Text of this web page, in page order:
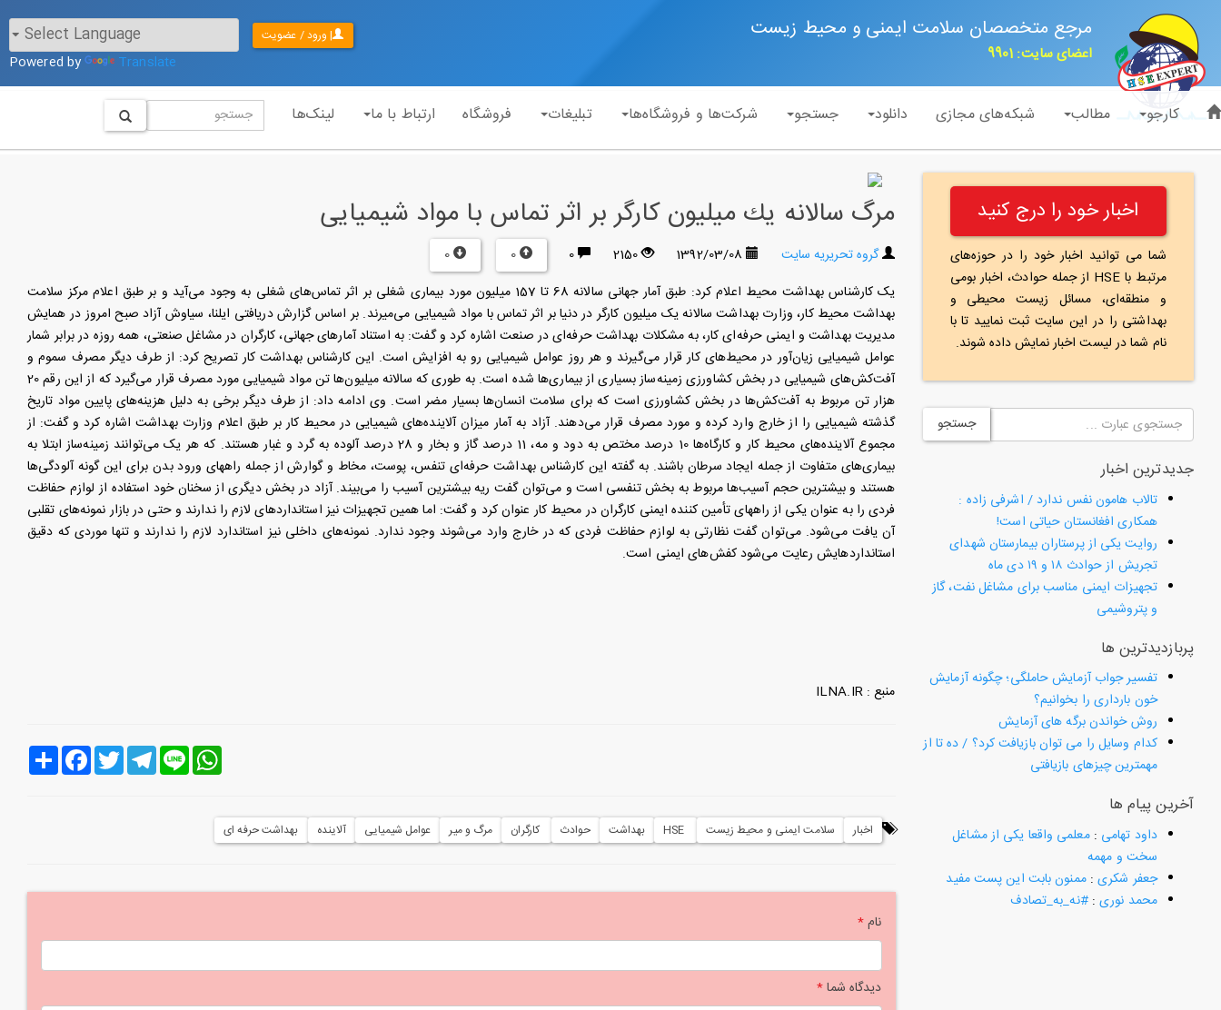
مرجع متخصصان سلامت ایمنی و محیط زیست
اعضای سایت: 9901 Powered by Translate
| ورود / عضویت
کارجو مطالب شبکه‌های مجازی دانلود جستجو شرکت‌ها و فروشگاه‌ها تبلیغات فروشگاه ارتباط با ما لینک‌ها
اخبار خود را درج کنید
شما می توانید اخبار خود را در حوزه‌های
مرتبط با HSE از جمله حوادث، اخبار بومی
و منطقه‌ای، مسائل زیست محیطی و
بهداشتی را در این سایت ثبت نمایید تا با
نام شما در لیست اخبار نمایش داده شوند.
جستجو
جدیدترین اخبار
تالاب هامون نفس ندارد / اشرفی زاده :
همکاری افغانستان حیاتی است!
روایت یکی از پرستاران بیمارستان شهدای
تجریش از حوادث ۱۸ و ۱۹ دی ماه
تجهیزات ایمنی مناسب برای مشاغل نفت، گاز
و پتروشیمی
پربازدیدترین ها
تفسیر جواب آزمایش حاملگی؛ چگونه آزمایش
خون بارداری را بخوانیم؟
روش خواندن برگه های آزمایش
کدام وسایل را می توان بازیافت کرد؟ / ده تا از
مهمترین چیزهای بازیافتی
آخرین پیام ها
داود تهامی :معلمی واقعا یکی از مشاغل
سخت و مهمه
جعفر شکری:ممنون بابت این پست مفید
محمد نوری:#نه_به_تصادف
مرگ سالانه یك میلیون كارگر بر اثر تماس با مواد شیمیایی
گروه تحریریه سایت 1392/03/08
2150
0
0
0
یک کارشناس بهداشت محیط اعلام كرد: طبق آمار جهانی سالانه 68 تا 157 میلیون مورد بیماری شغلی بر اثر تماس‌های شغلی به وجود می‌آید و بر طبق اعلام مرکز سلامت
بهداشت محیط کار، وزارت بهداشت سالانه یک میلیون کارگر در دنیا بر اثر تماس با مواد شیمیایی می‌میرند. بر اساس گزارش دریافتی ایلنا، سیاوش آزاد صبح امروز در همایش
مدیریت بهداشت و ایمنی حرفه‌ای کار، به مشکلات بهداشت حرفه‌ای در صنعت اشاره کرد و گفت: به استناد آمارهای جهانی، کارگران در مشاغل صنعتی، همه روزه در برابر شمار
عوامل شیمیایی زیان‌آور در محیط‌های کار قرار می‌گیرند و هر روز عوامل شیمیایی رو به افزایش است. این كارشناس بهداشت كار تصریح کرد: از طرف دیگر مصرف سموم و
آفت‌کش‌های شیمیایی در بخش کشاورزی زمینه‌ساز بسیاری از بیماری‌ها شده است. به طوری که سالانه میلیون‌ها تن مواد شیمیایی مورد مصرف قرار می‌گیرد که از این رقم 20
هزار تن مربوط به آفت‌کش‌ها در بخش کشاورزی است که برای سلامت انسان‌ها بسیار مضر است. وی ادامه داد: از طرف دیگر برخی به دلیل هزینه‌های پایین مواد تاریخ
گذشته شیمیایی را از خارج وارد کرده و مورد مصرف قرار می‌دهند. آزاد به آمار میزان آلاینده‌های شیمیایی در محیط کار بر طبق اعلام وزارت بهداشت اشاره کرد و گفت: از
مجموع آلاینده‌های محیط کار و کارگاه‌ها 10 درصد مختص به دود و مه، 11 درصد گاز و بخار و 28 درصد آلوده به گرد و غبار هستند. که هر یک می‌توانند زمینه‌ساز ابتلا به
بیماری‌های متفاوت از جمله ایجاد سرطان باشند. به گفته این کارشناس بهداشت حرفه‌ای تنفس، پوست، مخاط و گوارش از جمله راههای ورود بدن برای این گونه آلودگی‌ها
هستند و بیشترین حجم آسیب‌ها مربوط به بخش تنفسی است و می‌توان گفت ریه بیشترین آسیب را می‌بیند. آزاد در بخش دیگری از سخنان خود استفاده از لوازم حفاظت
فردی را به عنوان یکی از راههای تأمین کننده ایمنی کارگران در محیط کار عنوان کرد و گفت: اما همین تجهیزات نیز استانداردهای لازم را ندارند و حتی در بازار نمونه‌های تقلبی
آن یافت می‌شود. می‌توان گفت نظارتی به لوازم حفاظت فردی که در خارج وارد می‌شوند وجود ندارد. نمونه‌های داخلی نیز استاندارد لازم را ندارند و تنها موردی که دقیق
استانداردهایش رعایت می‌شود کفش‌های ایمنی است.
منبع : ILNA.IR
اشتراک
FacebookTwitter
Telegram Line
WhatsApp
اخبار سلامت ایمنی و محیط زیست بهداشت حوادث ‌ کارگران مرگ و میر عوامل شیمیایی آلاینده بهداشت حرفه ای
نام*
دیدگاه شما*